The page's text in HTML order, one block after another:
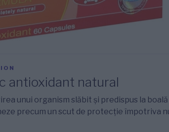
antioxidant natural
unui organism slăbit și predispus la boală
precum un scut de protecție împotriva